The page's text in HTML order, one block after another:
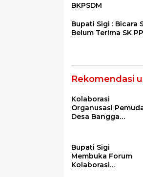
BKPSDM
Bupati Sigi : Bicara
Belum Terima SK
Rekomendasi
Kolaborasi
Organusasi
Desa Bangga
Tahun 2026
Bupati Sigi
Membuka Forum
Kolaborasi